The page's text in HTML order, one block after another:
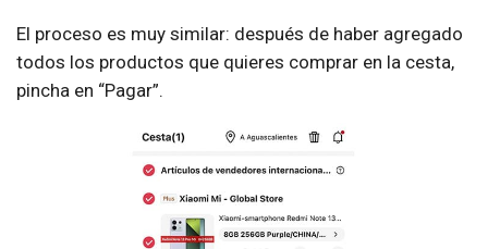
El proceso es muy similar: después de haber agregado
todos los productos que quieres comprar en la cesta,
pincha en “Pagar”.